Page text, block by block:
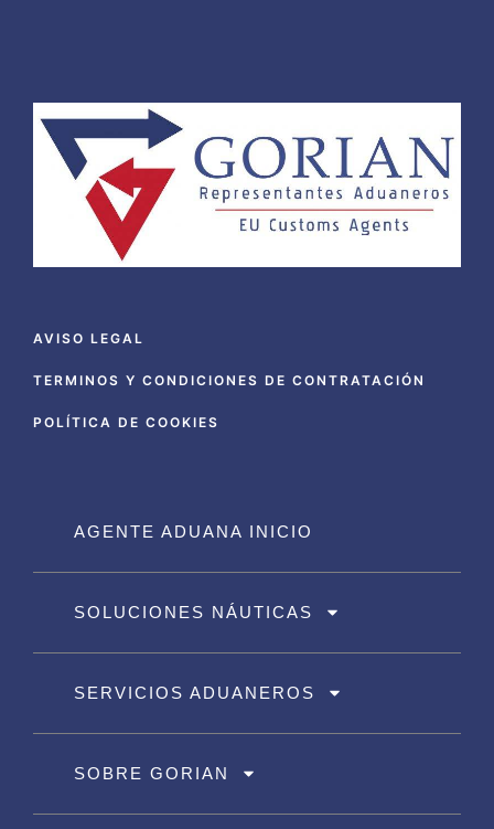
AVISO LEGAL
TERMINOS Y CONDICIONES DE CONTRATACIÓN
POLÍTICA DE COOKIES
AGENTE ADUANA INICIO
SOLUCIONES NÁUTICAS
SERVICIOS ADUANEROS
SOBRE GORIAN